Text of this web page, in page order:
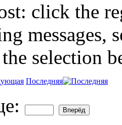
click the
messages,
selection
Последняя